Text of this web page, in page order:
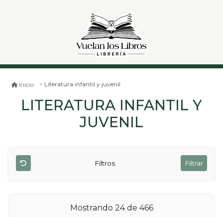
Inicio Literatura infantil y juvenil
LITERATURA INFANTIL Y
JUVENIL
Filtros Filtrar
Mostrando 24 de 466